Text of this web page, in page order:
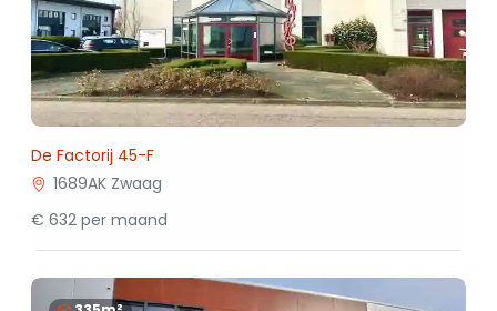
De Factorij 45-F
1689AK Zwaag
€ 632 per maand